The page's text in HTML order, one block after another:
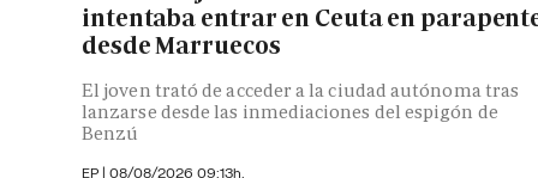
intentaba entrar en Ceuta en
desde Marruecos
El joven trató de acceder a la ciudad autónoma tras
lanzarse desde las inmediaciones del espigón de
Benzú
EP | 08/08/2026 09:13h.